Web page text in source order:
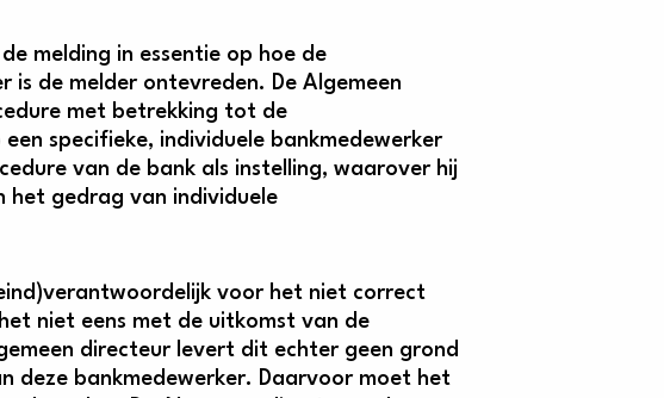
melding in essentie op hoe de
is de melder ontevreden. De Algemeen
met betrekking tot de
specifieke, individuele bankmedewerker
van de bank als instelling, waarover hij
het gedrag van individuele
voor het niet correct
niet eens met de uitkomst van de
directeur levert dit echter geen grond
deze bankmedewerker. Daarvoor moet het